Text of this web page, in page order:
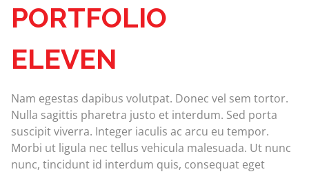
PORTFOLIO
ELEVEN
Nam egestas dapibus volutpat. Donec vel sem tortor.
Nulla sagittis pharetra justo et interdum. Sed porta
suscipit viverra. Integer iaculis ac arcu eu tempor.
Morbi ut ligula nec tellus vehicula malesuada. Ut nunc
nunc, tincidunt id interdum quis, consequat eget